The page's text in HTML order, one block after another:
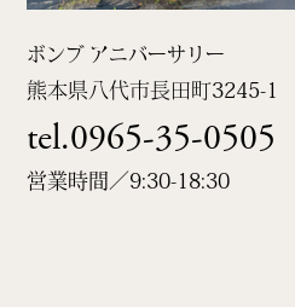
ボンブ アニバーサリー
熊本県八代市長田町3245-1
tel.0965-35-0505
営業時間／9:30-18:30